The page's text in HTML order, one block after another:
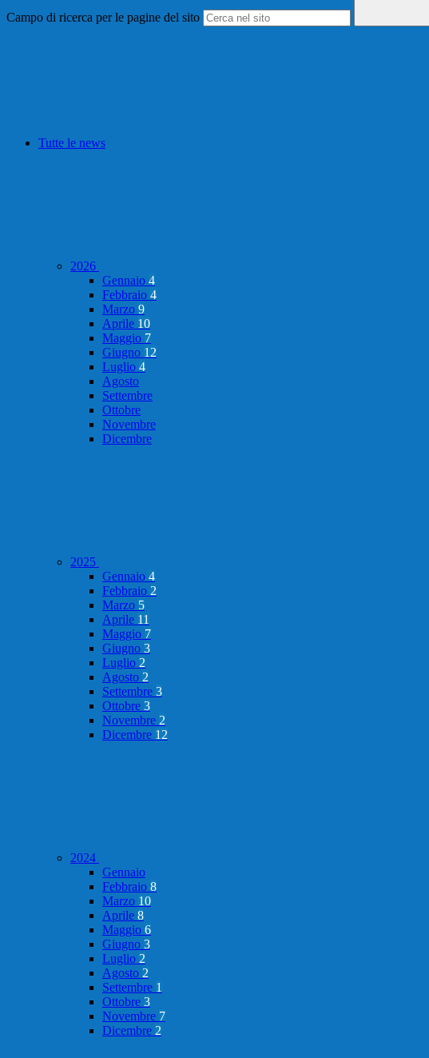
Campo di ricerca per le pagine del sito
Tutte le news
2026
Gennaio 4
Febbraio 4
Marzo 9
Aprile 10
Maggio 7
Giugno 12
Luglio 4
Agosto
Settembre
Ottobre
Novembre
Dicembre
2025
Gennaio 4
Febbraio 2
Marzo 5
Aprile 11
Maggio 7
Giugno 3
Luglio 2
Agosto 2
Settembre 3
Ottobre 3
Novembre 2
Dicembre 12
2024
Gennaio
Febbraio 8
Marzo 10
Aprile 8
Maggio 6
Giugno 3
Luglio 2
Agosto 2
Settembre 1
Ottobre 3
Novembre 7
Dicembre 2